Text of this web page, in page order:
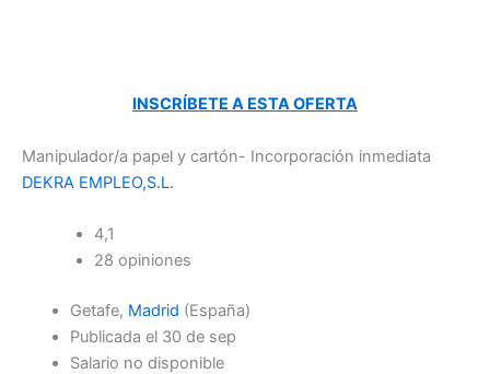
INSCRÍBETE A ESTA OFERTA
Manipulador/a papel y cartón- Incorporación inmediata
DEKRA EMPLEO,S.L.
4,1
28 opiniones
Getafe, Madrid (España)
Publicada el 30 de sep
Salario no disponible